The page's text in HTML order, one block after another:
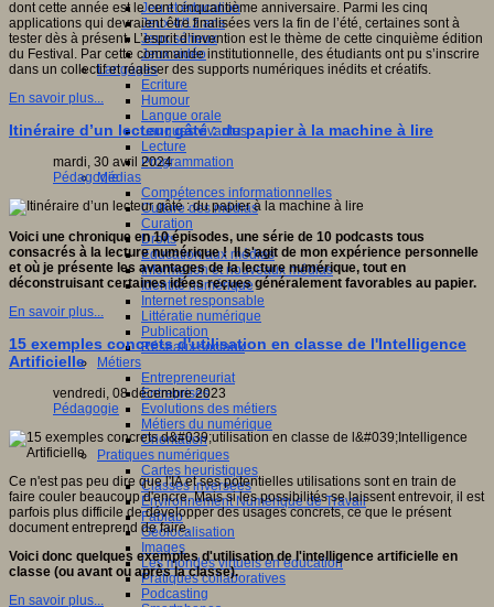
Jeu et éducation
Jeux 4/12 ans
Jeux sérieux
Jeux vidéo
Langages
Ecriture
Humour
Langue orale
Langues vivantes
Lecture
Programmation
Médias
Compétences informationnelles
Culture des médias
Curation
Droits
Education aux médias
Information et nouveaux médias
Identité numérique
Internet responsable
Littératie numérique
Publication
Réseaux sociaux
Métiers
Entrepreneuriat
Entreprises
Evolutions des métiers
Métiers du numérique
Orientation
Pratiques numériques
Cartes heuristiques
Classes inversées
Environnement Numérique de Travail
Fablab
Géolocalisation
Images
Les mondes virtuels en éducation
Pratiques collaboratives
Podcasting
dont cette année est le cent cinquantième anniversaire. Parmi les cinq
applications qui devraient être finalisées vers la fin de l’été, certaines sont à
tester dès à présent. L’esprit d’invention est le thème de cette cinquième édition
du Festival. Par cette commande institutionnelle, des étudiants ont pu s’inscrire
dans un collectif et réaliser des supports numériques inédits et créatifs.
En savoir plus...
Itinéraire d’un lecteur gâté : du papier à la machine à lire
mardi, 30 avril 2024
Pédagogie
Voici une chronique en 10 épisodes, une série de 10 podcasts tous
consacrés à la lecture numérique ! Il s'agit de mon expérience personnelle
et où je présente les avantages de la lecture numérique, tout en
déconstruisant certaines idées reçues généralement favorables au papier.
En savoir plus...
15 exemples concrets d'utilisation en classe de l'Intelligence
Artificielle
vendredi, 08 décembre 2023
Pédagogie
Ce n'est pas peu dire que l'IA et ses potentielles utilisations sont en train de
faire couler beaucoup d'encre. Mais si les possibilités se laissent entrevoir, il est
parfois plus difficile de développer des usages concrets, ce que le présent
document entreprend de faire.
Voici donc quelques exemples d'utilisation de l'intelligence artificielle en
classe (ou avant ou après la classe).
En savoir plus...